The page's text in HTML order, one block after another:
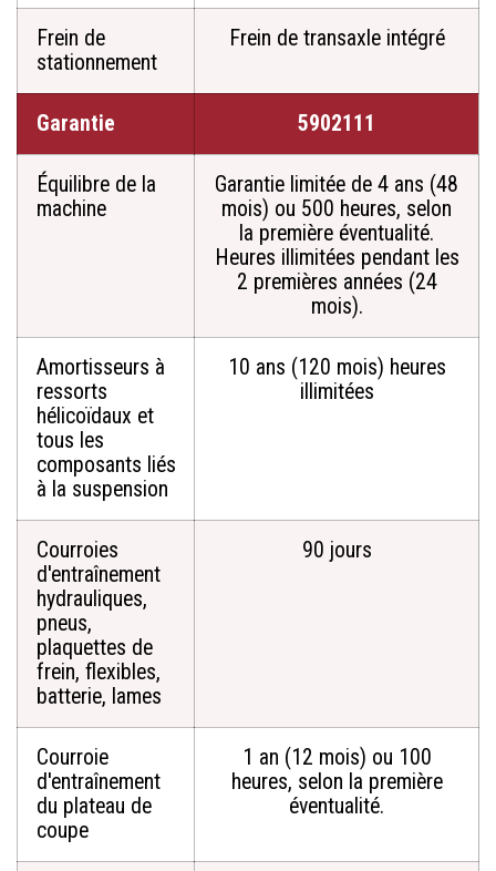
Frein de
stationnement
Frein de transaxle intégré
Garantie 5902111
Équilibre de la
machine
Garantie limitée de 4 ans (48
mois) ou 500 heures, selon
la première éventualité.
Heures illimitées pendant les
2 premières années (24
mois).
Amortisseurs à
ressorts
hélicoïdaux et
tous les
composants liés
à la suspension
10 ans (120 mois) heures
illimitées
Courroies
d'entraînement
hydrauliques,
pneus,
plaquettes de
frein, flexibles,
batterie, lames
90 jours
Courroie
d'entraînement
du plateau de
coupe
1 an (12 mois) ou 100
heures, selon la première
éventualité.